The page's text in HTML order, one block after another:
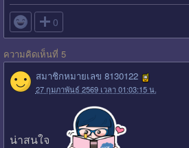
 0
ความคิดเห็นที่ 5
สมาชิกหมายเลข 8130122
27 กุมภาพันธ์ 2569 เวลา 01:03:15 น.
น่าสนใจ